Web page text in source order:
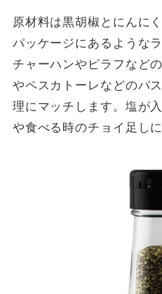
原材料は黒胡椒とにんに
パッケージにあるような
チャーハンやピラフなど
やペスカトーレなどのパ
理にマッチします。塩が
や食べる時のチョイ足しに